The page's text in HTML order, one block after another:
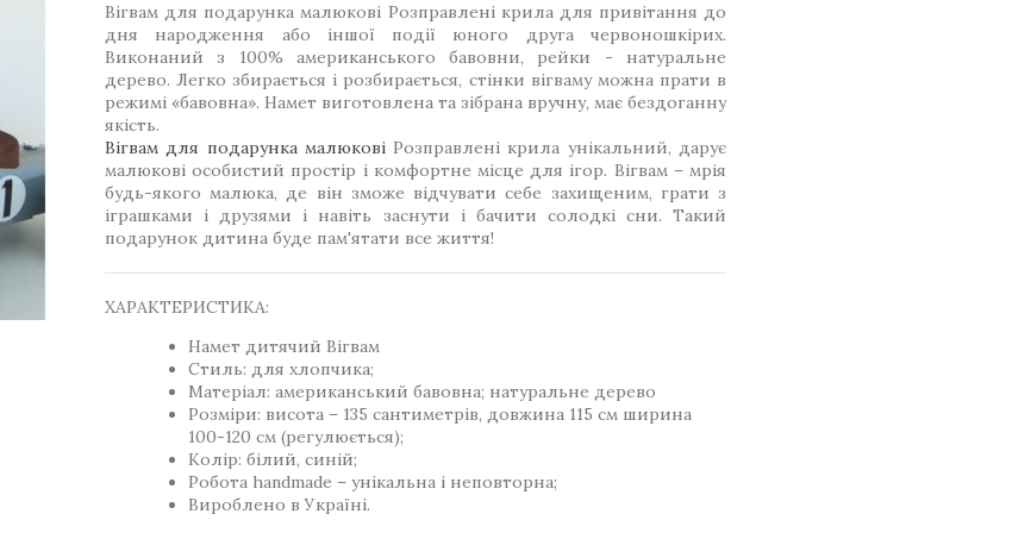
Вігвам для подарунка малюкові Розправлені крила для привітання до
дня народження або іншої події юного друга червоношкірих.
Виконаний з 100% американського бавовни, рейки - натуральне
дерево. Легко збирається і розбирається, стінки вігваму можна прати в
режимі «бавовна». Намет виготовлена та зібрана вручну, має бездоганну
якість.
Вігвам для подарунка малюковіРозправлені крила унікальний, дарує
малюкові особистий простір і комфортне місце для ігор. Вігвам – мрія
будь-якого малюка, де він зможе відчувати себе захищеним, грати з
іграшками і друзями і навіть заснути і бачити солодкі сни. Такий
подарунок дитина буде пам'ятати все життя!
ХАРАКТЕРИСТИКА:
Намет дитячий Вігвам
Стиль: для хлопчика;
Матеріал: американський бавовна; натуральне дерево
Розміри: висота – 135 сантиметрів, довжина 115 см ширина
100-120 см (регулюється);
Колір: білий, синій;
Робота handmade – унікальна і неповторна;
Вироблено в Україні.